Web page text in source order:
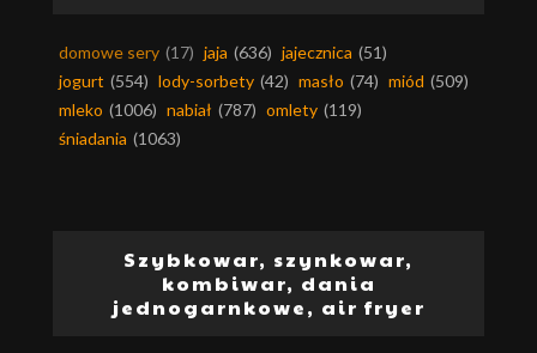
domowe sery (17) jaja (636) jajecznica (51)
jogurt (554) lody-sorbety (42) masło (74) miód (509)
mleko (1006) nabiał (787) omlety (119)
śniadania (1063)
Szybkowar, szynkowar,
kombiwar, dania
jednogarnkowe, air fryer